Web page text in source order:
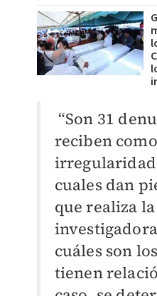
“Son 31
reciben como
cuales dan
que realiza
cuáles son
tienen